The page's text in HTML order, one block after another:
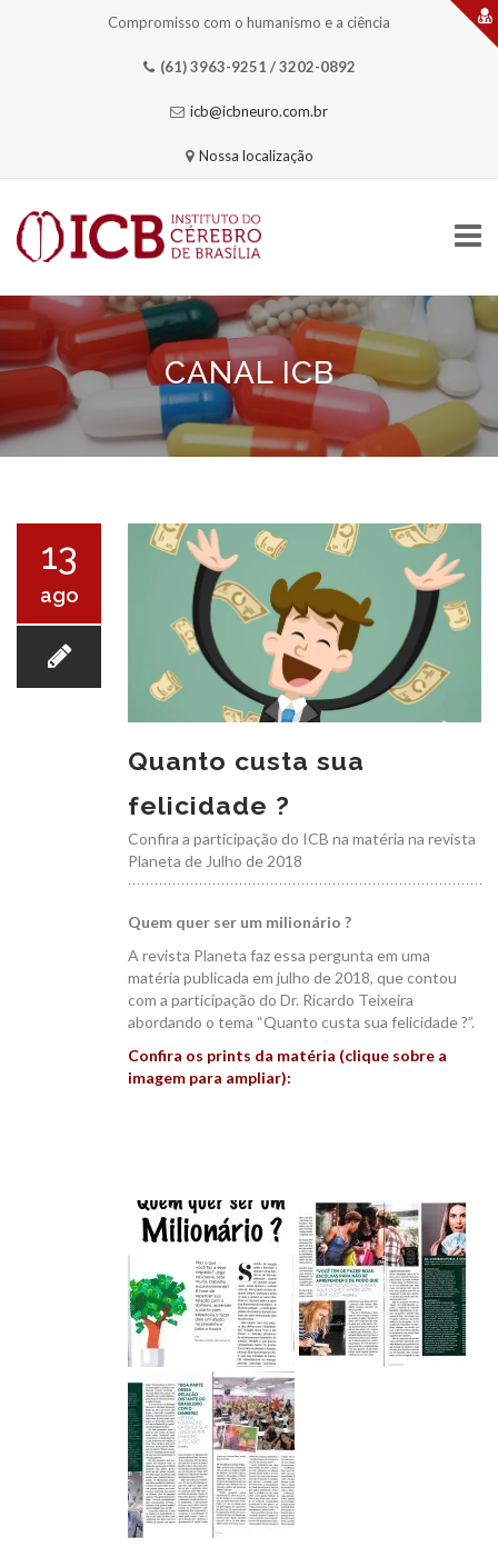
Compromisso com o humanismo e a ciência
(61) 3963-9251 / 3202-0892
icb@icbneuro.com.br
Nossa localização
Skip
to
content
HOME
O ICB
CANAL ICB
13
ago
Quanto custa sua
felicidade ?
Confira a participação do ICB na matéria na revista
Planeta de Julho de 2018
Quem quer ser um milionário ?
A revista Planeta faz essa pergunta em uma
matéria publicada em julho de 2018, que contou
com a participação do Dr. Ricardo Teixeira
abordando o tema “Quanto custa sua felicidade ?”.
Confira os prints da matéria (clique sobre a
imagem para ampliar):